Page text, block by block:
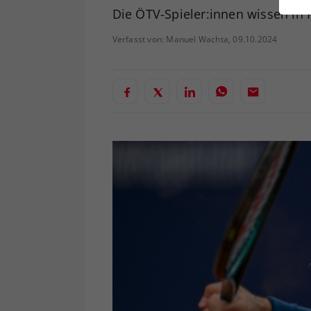
Die ÖTV-Spieler:innen wissen
Verfasst von: Manuel Wachta, 09.10.2024